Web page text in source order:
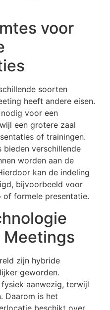
voor
soorten
heeft andere eisen.
voor een
een grotere zaal
of trainingen.
bieden verschillende
worden aan de
kan de indeling
bijvoorbeeld voor
of formele presentatie.
zijn hybride
geworden.
aanwezig, terwijl
Daarom is het